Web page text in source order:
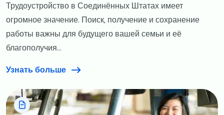
Трудоустройство в Соединённых Штатах имеет
огромное значение. Поиск, получение и сохранение
работы важны для будущего вашей семьи и её
благополучия...
Узнать больше
Image